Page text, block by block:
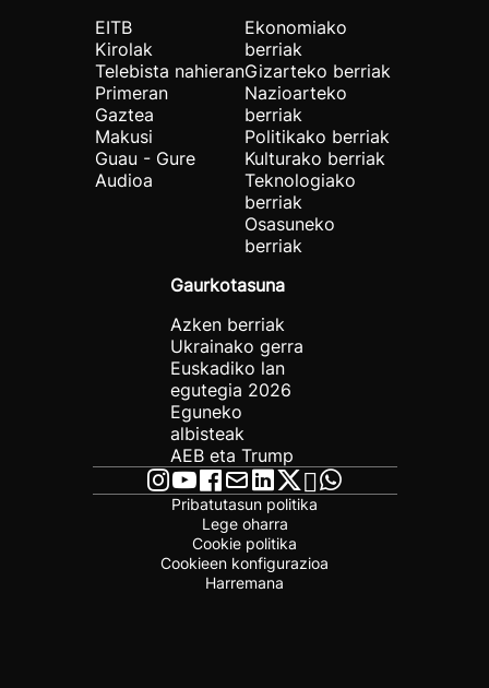
EITB
Kirolak
Telebista nahieran
Primeran
Gaztea
Makusi
Guau - Gure
Audioa
Ekonomiako
berriak
Gizarteko berriak
Nazioarteko
berriak
Politikako berriak
Kulturako berriak
Teknologiako
berriak
Osasuneko
berriak
Gaurkotasuna
Azken berriak
Ukrainako gerra
Euskadiko lan
egutegia 2026
Eguneko
albisteak
AEB eta Trump
Pribatutasun politika
Lege oharra
Cookie politika
Cookieen konfigurazioa
Harremana